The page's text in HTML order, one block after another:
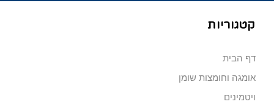
קטגוריות
דף הבית
אומגה וחומצות שומן
ויטמינים